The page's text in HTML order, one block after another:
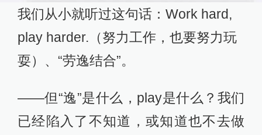
我们从小就听过这句话：Work hard,
play harder.（努力工作，也要努力玩
耍）、“劳逸结合”。
——但“逸”是什么，play是什么？我们
已经陷入了不知道，或知道也不去做